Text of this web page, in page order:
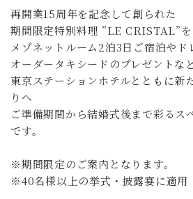
再開業15周年を記念して創られた
期間限定特別料理 ”LE CRISTAL”
メゾネットルーム2泊3日ご宿泊やド
オーダータキシードのプレゼントな
東京ステーションホテルとともに新
りへ
ご準備期間から結婚式後まで彩るス
です。
※期間限定のご案内となります。
※40名様以上の挙式・披露宴に適用